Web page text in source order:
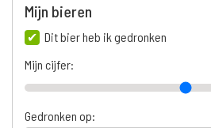
Mijn bieren
Dit bier heb ik gedronken
Mijn cijfer:
Gedronken op: